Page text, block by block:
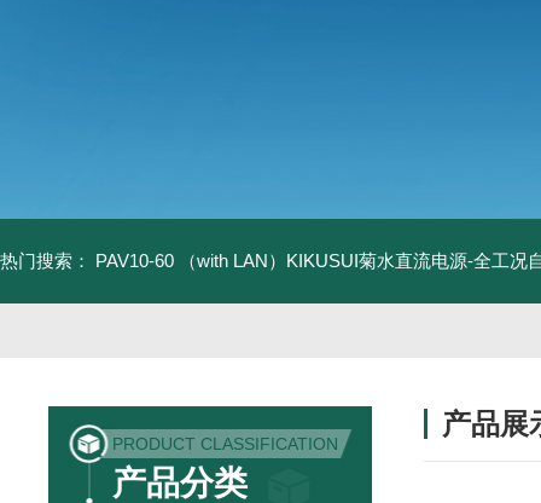
热门搜索： PAV10-60 （with LAN）KIKUSUI菊水直流电源-全工况
PRODUCT CLASSIFICATION
产品分类
产品展